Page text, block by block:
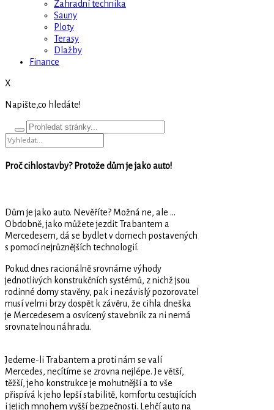
Zahradní technika
Sauny
Ploty
Terasy
Dlažby
Finance
X
Napište,co hledáte!
Proč cihlostavby? Protože dům je jako auto!
Dům je jako auto. Nevěříte? Možná ne, ale …
Obdobně, jako můžete jezdit Trabantem a
Mercedesem, dá se bydlet v domech postavených
s pomocí nejrůznějších technologií.
Pokud dnes racionálně srovnáme výhody
jednotlivých konstrukčních systémů, z nichž jsou
rodinné domy stavěny, pak i nezávislý pozorovatel
musí velmi brzy dospět k závěru, že cihla dneška
je Mercedesem a osvícený stavebník za ni nemá
srovnatelnou náhradu.
Jedeme-li Trabantem a proti nám se valí
Mercedes, necítíme se zrovna nejlépe. Je větší,
těžší, jeho konstrukce je mohutnější a to vše
přispívá k jeho lepší stabilitě, komfortu cestujících
i jejich mnohem vyšší bezpečnosti. Lehčí auto na